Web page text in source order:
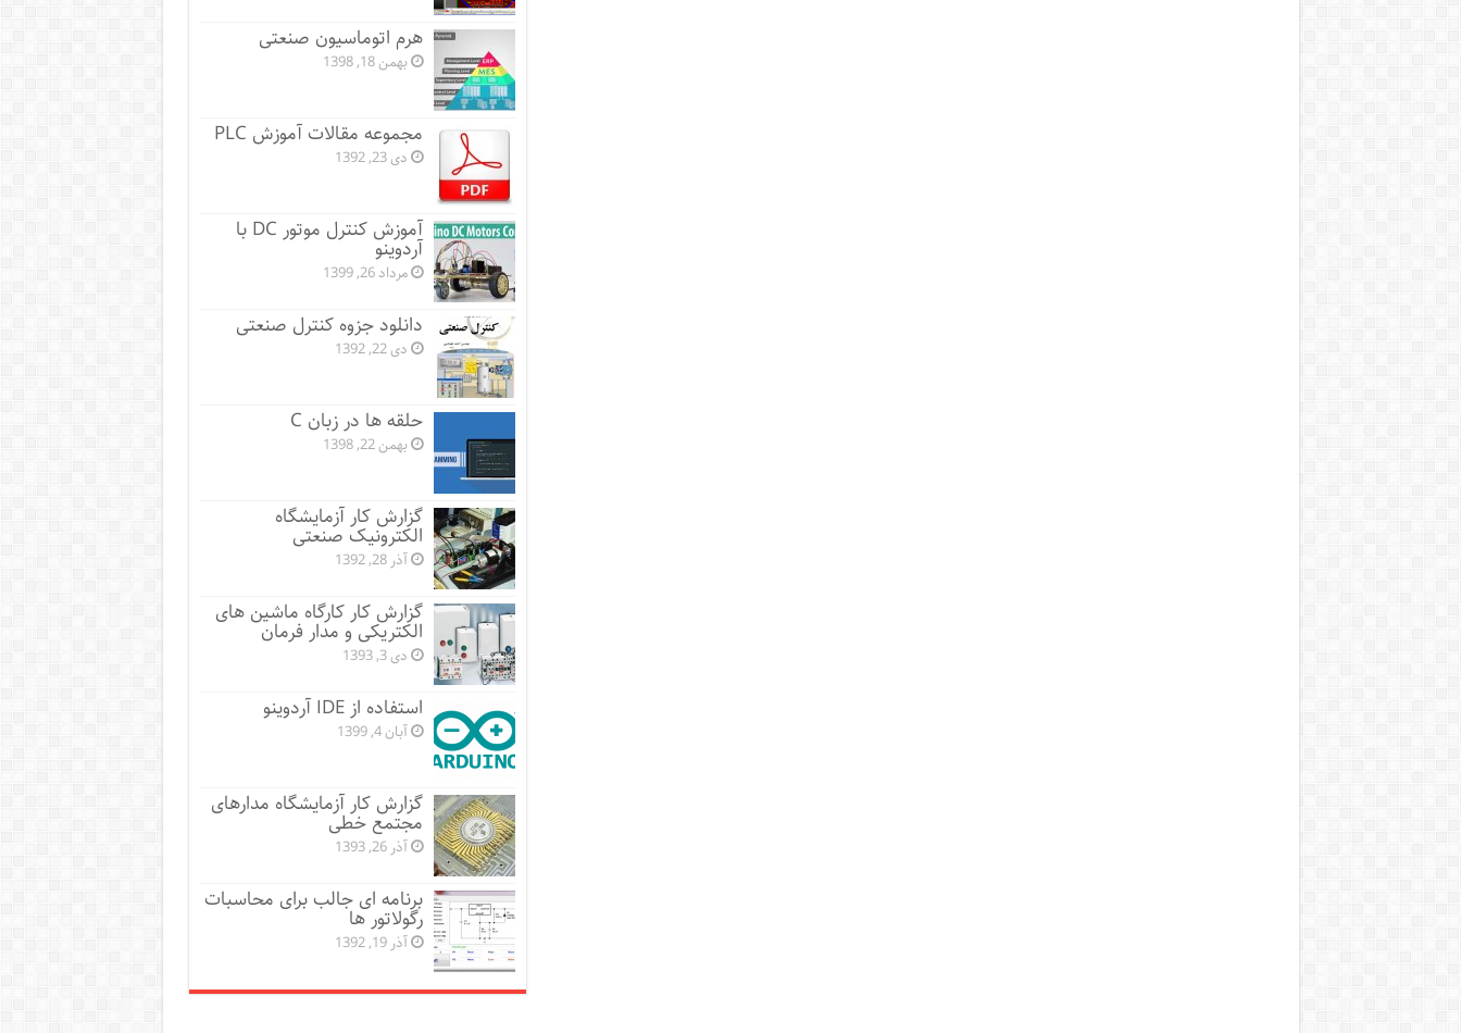
هرم اتوماسیون صنعتی
بهمن 18, 1398
مجموعه مقالات آموزش PLC
دی 23, 1392
آموزش کنترل موتور DC با
آردوینو
مرداد 26, 1399
دانلود جزوه کنترل صنعتی
دی 22, 1392
حلقه ها در زبان C
بهمن 22, 1398
گزارش کار آزمایشگاه
الکترونیک صنعتی
آذر 28, 1392
گزارش کار کارگاه ماشین های
الکتریکی و مدار فرمان
دی 3, 1393
استفاده از IDE آردوینو
آبان 4, 1399
گزارش کار آزمایشگاه مدارهای
مجتمع خطی
آذر 26, 1393
برنامه ای جالب برای محاسبات
رگولاتور ها
آذر 19, 1392